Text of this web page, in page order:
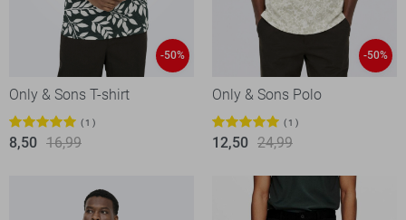
-50%
Only & Sons T-shirt
1
8,50 16,99
-50%
Only & Sons Polo
1
12,50 24,99